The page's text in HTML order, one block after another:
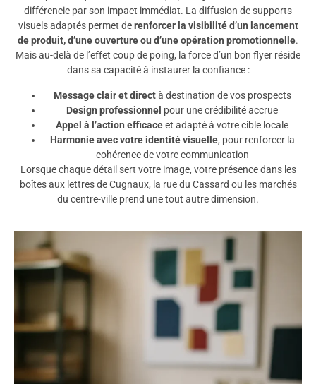
différencie par son impact immédiat. La diffusion de supports
visuels adaptés permet derenforcer la visibilité d’un lancement
de produit, d’une ouverture ou d’une opération promotionnelle.
Mais au-delà de l’effet coup de poing, la force d’un bon flyer réside
dans sa capacité à instaurer la confiance :
Message clair et directà destination de vos prospects
Design professionnel pour une crédibilité accrue
Appel à l’action efficaceet adapté à votre cible locale
Harmonie avec votre identité visuelle, pour renforcer la
cohérence de votre communication
Lorsque chaque détail sert votre image, votre présence dans les
boîtes aux lettres de Cugnaux, la rue du Cassard ou les marchés
du centre-ville prend une tout autre dimension.